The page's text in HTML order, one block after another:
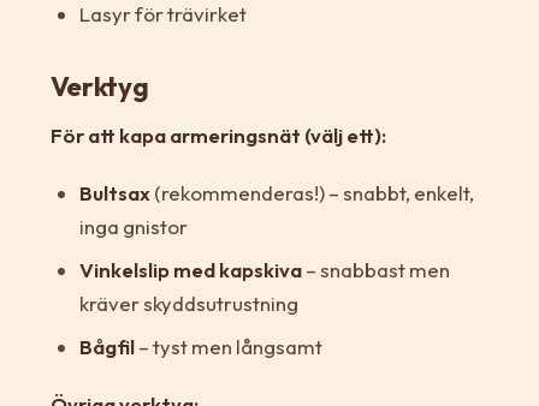
Lasyr för trävirket
Verktyg
För att kapa armeringsnät (välj ett):
Bultsax(rekommenderas!) – snabbt, enkelt,
inga gnistor
Vinkelslip med kapskiva– snabbast men
kräver skyddsutrustning
Bågfil– tyst men långsamt